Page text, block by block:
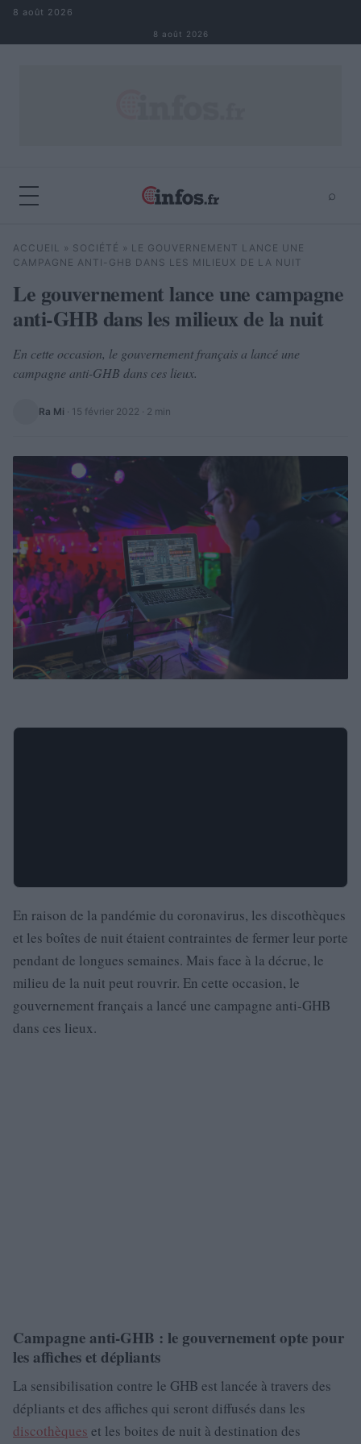
Aller au contenu
8 août 2026
8 août 2026
⌕
Rechercher ⌕
ACCUEIL » SOCIÉTÉ » LE GOUVERNEMENT LANCE UNE
CAMPAGNE ANTI-GHB DANS LES MILIEUX DE LA NUIT
Le gouvernement lance une campagne
anti-GHB dans les milieux de la nuit
En cette occasion, le gouvernement français a lancé une
campagne anti-GHB dans ces lieux.
Ra Mi · 15 février 2022 · 2 min
En raison de la pandémie du coronavirus, les discothèques
et les boîtes de nuit étaient contraintes de fermer leur porte
pendant de longues semaines. Mais face à la décrue, le
milieu de la nuit peut rouvrir. En cette occasion, le
gouvernement français a lancé une campagne anti-GHB
dans ces lieux.
Campagne anti-GHB : le gouvernement opte pour
les affiches et dépliants
La sensibilisation contre le GHB est lancée à travers des
dépliants et des affiches qui seront diffusés dans les
discothèques et les boites de nuit à destination des